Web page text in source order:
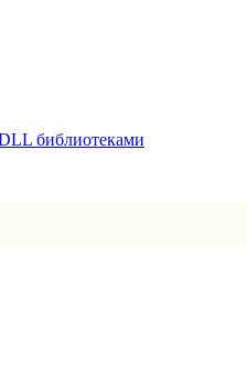
библиотеками